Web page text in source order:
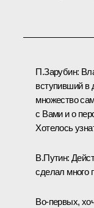
П.Зарубин:
вступивший
множество
с Вами и о
Хотелось
В.Путин:
сделал много
Во-первых,